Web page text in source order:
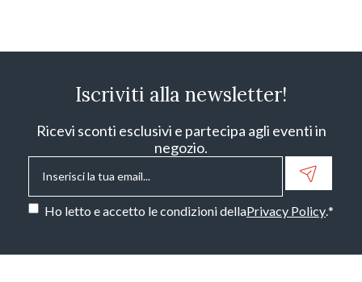
Iscriviti alla newsletter!
Ricevi sconti esclusivi e partecipa agli eventi in
negozio.
Email*
Consenso*
Ho letto e accetto le condizioni dellaPrivacy Policy*